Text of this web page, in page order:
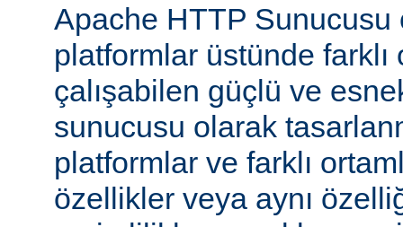
Apache HTTP Sunucusu
platformlar üstünde farklı
çalışabilen güçlü ve
sunucusu olarak
platformlar ve farklı
özellikler veya aynı